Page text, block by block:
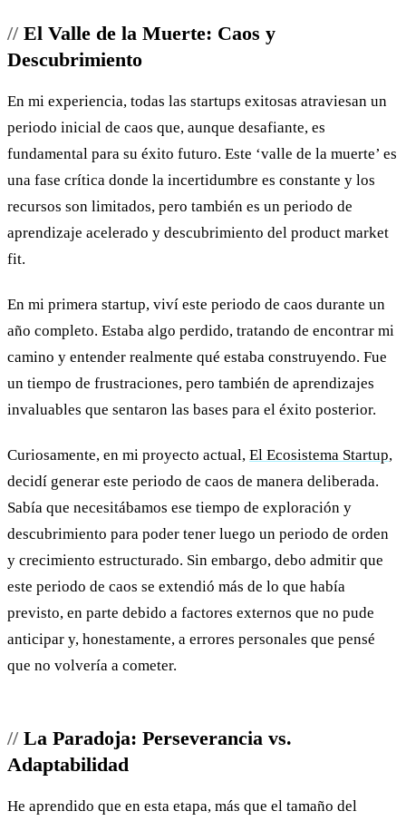
El Valle de la Muerte: Caos y
Descubrimiento
En mi experiencia, todas las startups exitosas atraviesan un
periodo inicial de caos que, aunque desafiante, es
fundamental para su éxito futuro. Este ‘valle de la muerte’ es
una fase crítica donde la incertidumbre es constante y los
recursos son limitados, pero también es un periodo de
aprendizaje acelerado y descubrimiento del product market
fit.
En mi primera startup, viví este periodo de caos durante un
año completo. Estaba algo perdido, tratando de encontrar mi
camino y entender realmente qué estaba construyendo. Fue
un tiempo de frustraciones, pero también de aprendizajes
invaluables que sentaron las bases para el éxito posterior.
Curiosamente, en mi proyecto actual, El Ecosistema Startup,
decidí generar este periodo de caos de manera deliberada.
Sabía que necesitábamos ese tiempo de exploración y
descubrimiento para poder tener luego un periodo de orden
y crecimiento estructurado. Sin embargo, debo admitir que
este periodo de caos se extendió más de lo que había
previsto, en parte debido a factores externos que no pude
anticipar y, honestamente, a errores personales que pensé
que no volvería a cometer.
La Paradoja: Perseverancia vs.
Adaptabilidad
He aprendido que en esta etapa, más que el tamaño del